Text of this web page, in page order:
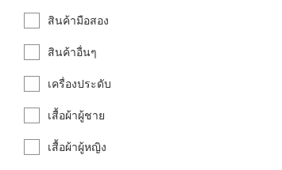
สินค้ามือสอง
สินค้าอื่นๆ
เครื่องประดับ
เสื้อผ้าผู้ชาย
เสื้อผ้าผู้หญิง